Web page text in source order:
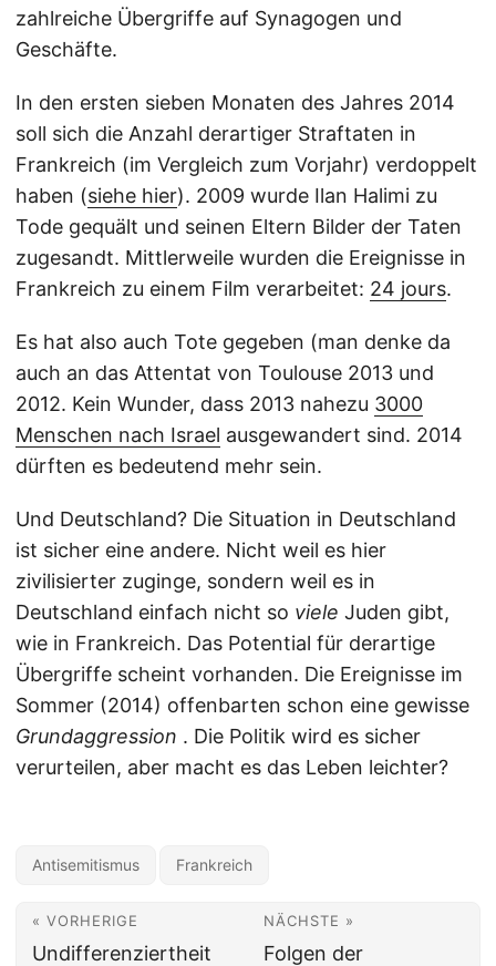
zahlreiche Übergriffe auf Synagogen und
Geschäfte.
In den ersten sieben Monaten des Jahres 2014
soll sich die Anzahl derartiger Straftaten in
Frankreich (im Vergleich zum Vorjahr) verdoppelt
haben (siehe hier). 2009 wurde Ilan Halimi zu
Tode gequält und seinen Eltern Bilder der Taten
zugesandt. Mittlerweile wurden die Ereignisse in
Frankreich zu einem Film verarbeitet: 24 jours.
Es hat also auch Tote gegeben (man denke da
auch an das Attentat von Toulouse 2013 und
2012. Kein Wunder, dass 2013 nahezu 3000
Menschen nach Israel ausgewandert sind. 2014
dürften es bedeutend mehr sein.
Und Deutschland? Die Situation in Deutschland
ist sicher eine andere. Nicht weil es hier
zivilisierter zuginge, sondern weil es in
Deutschland einfach nicht so viele Juden gibt,
wie in Frankreich. Das Potential für derartige
Übergriffe scheint vorhanden. Die Ereignisse im
Sommer (2014) offenbarten schon eine gewisse
Grundaggression . Die Politik wird es sicher
verurteilen, aber macht es das Leben leichter?
Antisemitismus Frankreich
« VORHERIGE
Undifferenziertheit
NÄCHSTE »
Folgen der